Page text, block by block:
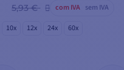
5,93 € com IVA sem IVA
10x 12x 24x 60x